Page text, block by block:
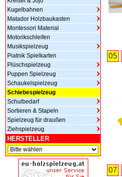
Kugelbahnen
Matador Holzbaukasten
Montessori Material
Motorikschleifen
Musikspielzeug
Piatnik Spielkarten
Plüschspielzeug
Puppen Spielzeug
Schaukelspielzeug
Schiebespielzeug
Schulbedarf
Sortieren & Stapeln
Spielzeug für draußen
Ziehspielzeug
HERSTELLER
05
07